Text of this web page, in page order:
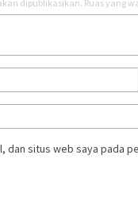
dipublikasikan. Ruas yang
dan situs web saya pada